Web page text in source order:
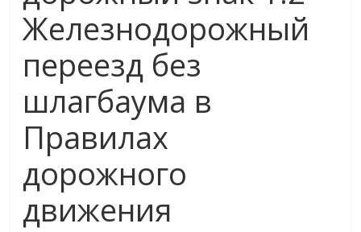
Железнодорожный
переезд без
шлагбаума в
Правилах
дорожного
движения